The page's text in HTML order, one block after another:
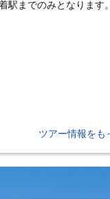
駅までのみとなります
ツアー情報をも